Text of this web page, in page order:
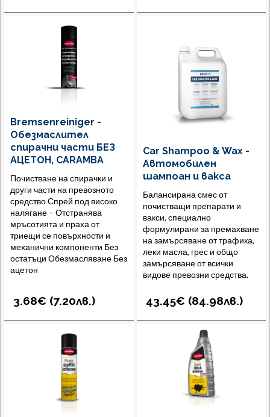
Bremsenreiniger -
Обезмаслител
спирачни части БЕЗ
АЦЕТОН, CARAMBA
Почистване на спирачки и
други части на превозното
средство Спрей под високо
налягане – Отстранява
мръсотията и праха от
триещи се повърхности и
механични компоненти Без
остатъци Обезмасляване Без
ацетон
3.68€ (7.20лв.)
Car Shampoo & Wax -
Автомобилен
шампоан и вакса
Балансирана смес от
почистващи препарати и
вакси, специално
формулирани за премахване
на замърсяване от трафика,
леки масла, грес и общо
замърсяване от всички
видове превозни средства.
43.45€ (84.98лв.)